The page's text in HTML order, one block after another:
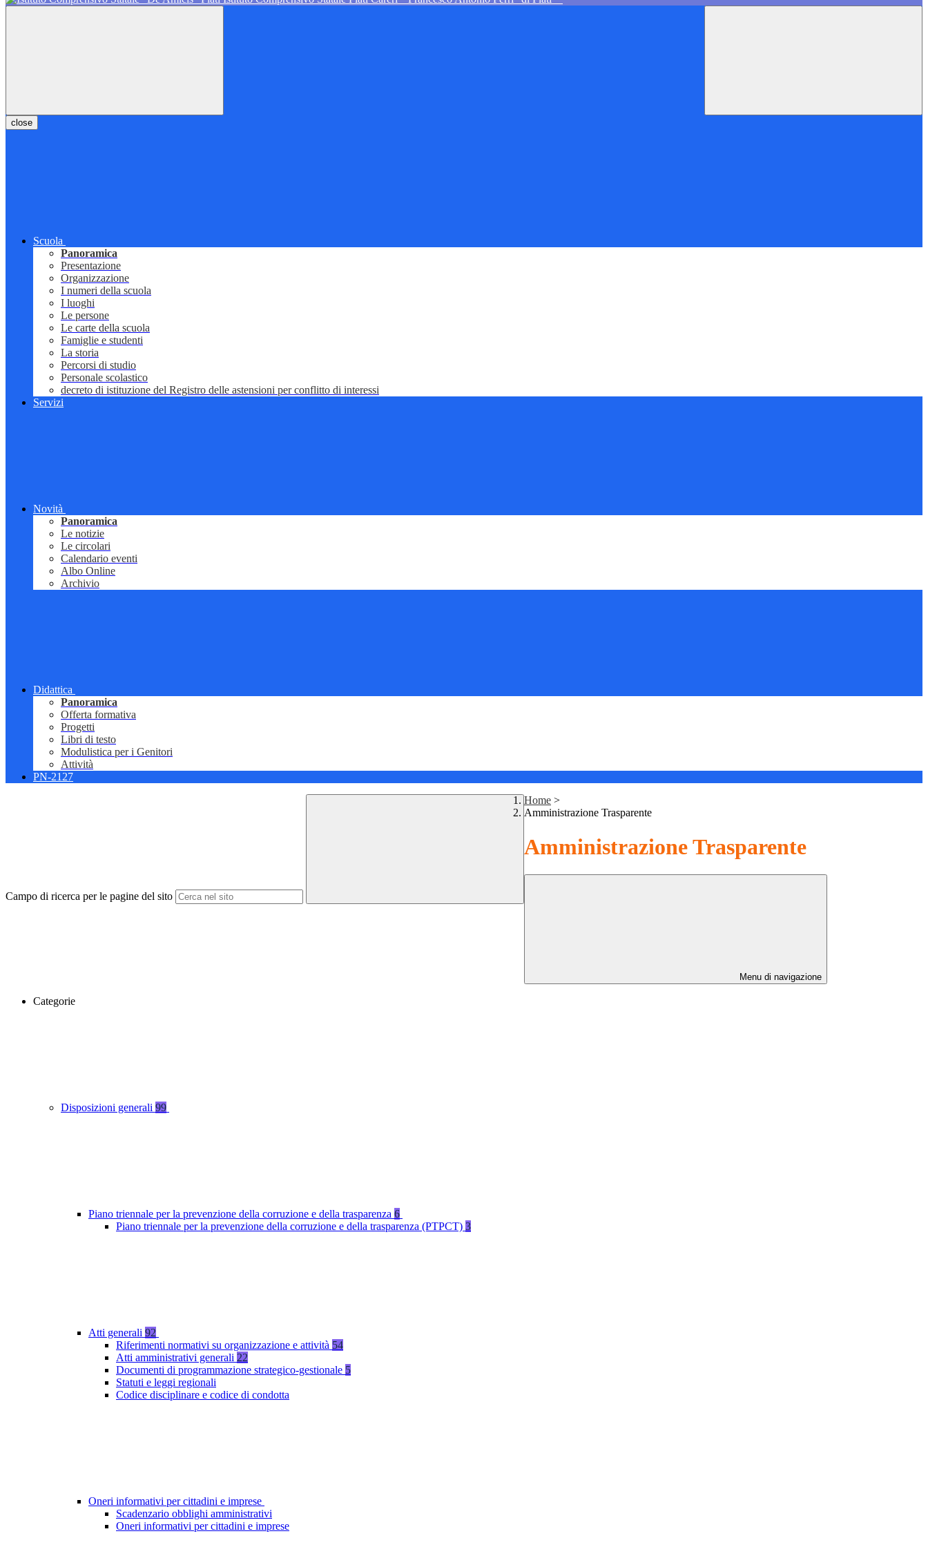
close
Scuola
Panoramica
Presentazione
Organizzazione
I numeri della scuola
I luoghi
Le persone
Le carte della scuola
Famiglie e studenti
La storia
Percorsi di studio
Personale scolastico
decreto di istituzione del Registro delle astensioni per conflitto di interessi
Servizi
Novità
Panoramica
Le notizie
Le circolari
Calendario eventi
Albo Online
Archivio
Didattica
Panoramica
Offerta formativa
Progetti
Libri di testo
Modulistica per i Genitori
Attività
PN-2127
Campo di ricerca per le pagine del sito
Home >
Amministrazione Trasparente
Amministrazione Trasparente
Menu di navigazione
Categorie
Disposizioni generali 99
Piano triennale per la prevenzione della corruzione e della trasparenza 6
Piano triennale per la prevenzione della corruzione e della trasparenza (PTPCT) 3
Atti generali 92
Riferimenti normativi su organizzazione e attività 54
Atti amministrativi generali 22
Documenti di programmazione strategico-gestionale 5
Statuti e leggi regionali
Codice disciplinare e codice di condotta
Oneri informativi per cittadini e imprese
Scadenzario obblighi amministrativi
Oneri informativi per cittadini e imprese